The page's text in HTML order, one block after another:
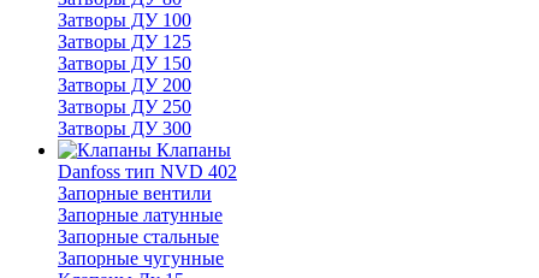
Затворы ДУ 100
Затворы ДУ 125
Затворы ДУ 150
Затворы ДУ 200
Затворы ДУ 250
Затворы ДУ 300
Клапаны
Danfoss тип NVD 402
Запорные вентили
Запорные латунные
Запорные стальные
Запорные чугунные